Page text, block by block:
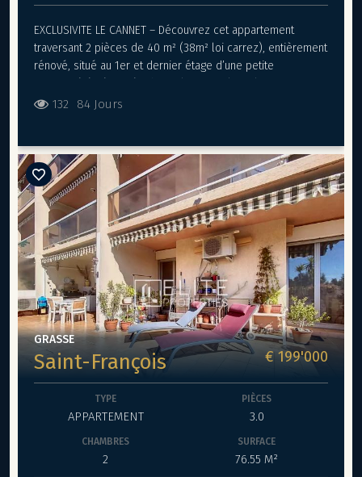
EXCLUSIVITE LE CANNET – Découvrez cet appartement
traversant 2 pièces de 40 m² (38m² loi carrez), entièrement
rénové, situé au 1er et dernier étage d’une petite
d’une entrée, d’un salon (cuisine à créer), d’une chambre et
Climatisation réversible • Exposition Sud • Proche des
commodités (commerces,écoles,transport..) Charges : 98
€/mois
132 84 Jours
GRASSE
Saint-François € 199'000
TYPE
APPARTEMENT
PIÈCES
3.0
CHAMBRES
2
SURFACE
76.55 M²